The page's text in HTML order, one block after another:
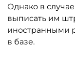
Однако в
выписать им
иностранными
в базе.